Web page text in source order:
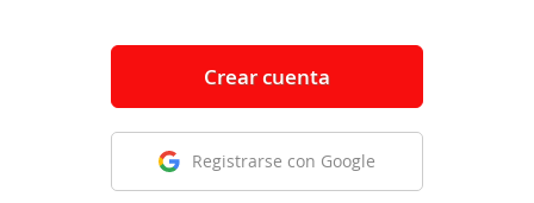
Crear cuenta
Registrarse con Google